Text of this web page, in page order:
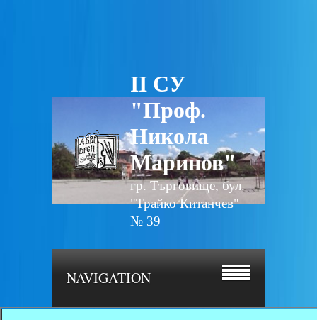
II СУ
"Проф.
Никола
Маринов"
гр. Търговище, бул.
"Трайко Китанчев"
№ 39
NAVIGATION